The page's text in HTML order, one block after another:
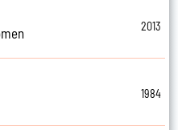
2013
1984